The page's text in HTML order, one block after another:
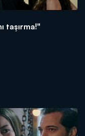
taşırma!"